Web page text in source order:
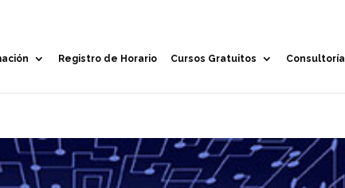
Registro de Horario Cursos Gratuitos Consultoría